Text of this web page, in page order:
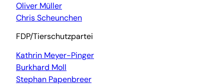
Oliver Müller
Chris Scheunchen
FDP/Tierschutzpartei
Kathrin Meyer-Pinger
Burkhard Moll
Stephan Papenbreer